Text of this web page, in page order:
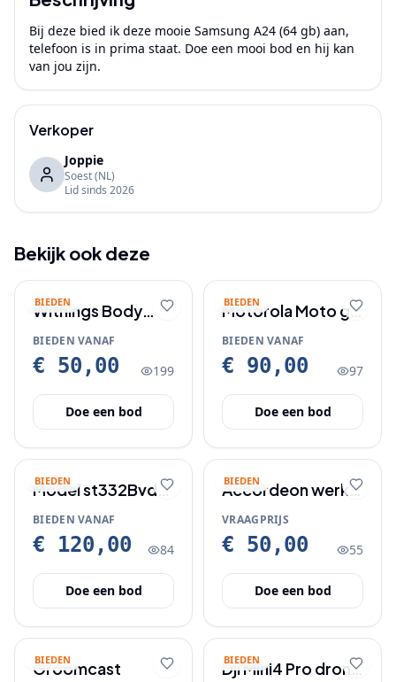
Bij deze bied ik deze mooie Samsung A24 (64 gb) aan,
telefoon is in prima staat. Doe een mooi bod en hij kan
van jou zijn.
Verkoper
Joppie
Soest(NL)
Lid sinds 2026
Bekijk ook deze
BIEDEN
Withings Body
Cardio
BIEDEN VANAF
€ 50,00 199
Doe een bod
BIEDEN
Motorola Moto g
24 nieuw in doos.
BIEDEN VANAF
€ 90,00 97
Doe een bod
BIEDEN
Model st332Bvdsl
sh
BIEDEN VANAF
€ 120,00 84
Doe een bod
BIEDEN
Accordeon werkt
nog goed
VRAAGPRIJS
€ 50,00 55
Doe een bod
BIEDEN
Groomcast BIEDEN
Dji Mini4 Pro drone